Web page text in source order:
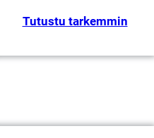
Tutustu tarkemmin